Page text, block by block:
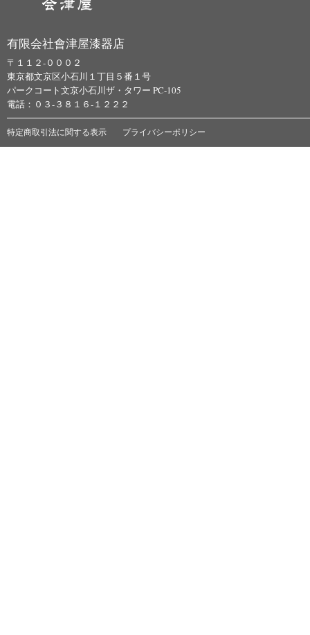
有限会社會津屋漆器店
〒１１２-０００２
東京都文京区小石川１丁目５番１号
パークコート文京小石川ザ・タワー PC-105
電話：０３-３８１６-１２２２
特定商取引法に関する表示 プライバシーポリシー